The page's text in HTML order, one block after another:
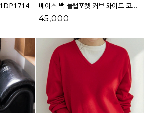
베이스 백 플랩포켓 커브 와이드 코튼팬츠_61PT2527
45,000